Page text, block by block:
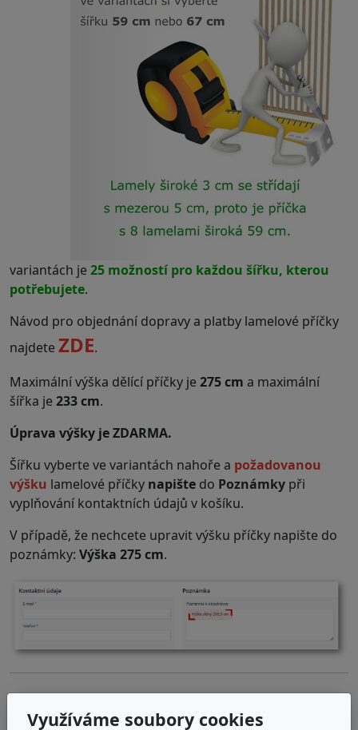
variantách je 25 možností pro každou šířku, kterou
potřebujete.
Návod pro objednání dopravy a platby lamelové příčky
najdete ZDE.
Maximální výška dělící příčky je 275 cm a maximální
šířka je 233 cm.
Úprava výšky je ZDARMA.
Šířku vyberte ve variantách nahoře a požadovanou
výšku lamelové příčky napište do Poznámky při
vyplňování kontaktních údajů v košíku.
V případě, že nechcete upravit výšku příčky napište do
poznámky: Výška 275 cm.
.
Využíváme soubory cookies